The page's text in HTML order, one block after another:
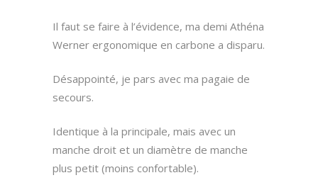
Il faut se faire à l’évidence, ma demi Athéna
Werner ergonomique en carbone a disparu.
Désappointé, je pars avec ma pagaie de
secours.
Identique à la principale, mais avec un
manche droit et un diamètre de manche
plus petit (moins confortable).